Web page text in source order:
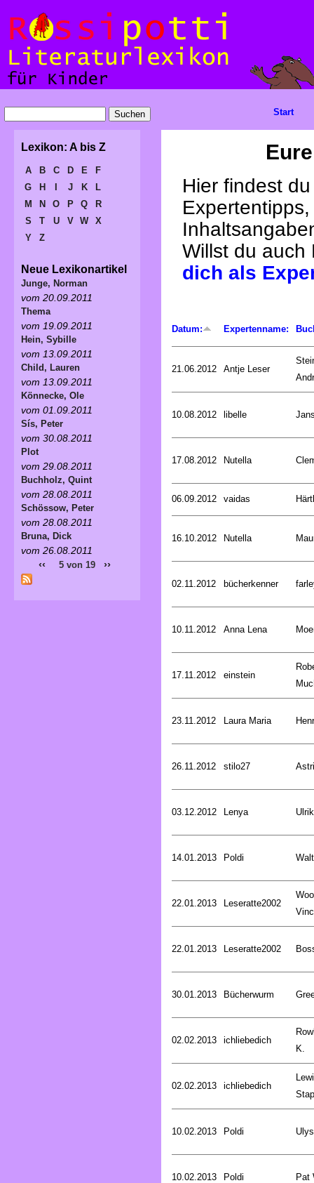
Hier findest
Willst du
dich als
Datum: Expertenname:
21.06.2012 Antje Leser
10.08.2012 libelle
17.08.2012 Nutella
06.09.2012 vaidas
16.10.2012 Nutella
02.11.2012 bücherkenner
10.11.2012 Anna Lena
17.11.2012 einstein
23.11.2012 Laura Maria
26.11.2012 stilo27
03.12.2012 Lenya
14.01.2013 Poldi
22.01.2013 Leseratte2002
22.01.2013 Leseratte2002
30.01.2013 Bücherwurm
02.02.2013 ichliebedich
K.
02.02.2013 ichliebedich
10.02.2013 Poldi
10.02.2013 Poldi Pat
Start
Lexikon: A bis Z
A B C D E
F
G
H J K
L
M
N O P Q
R
S
T U V W
X
Y
Z
Neue Lexikonartikel
Junge, Norman
vom 20.09.2011
Thema
vom 19.09.2011
Hein, Sybille
vom 13.09.2011
Child, Lauren
vom 13.09.2011
Könnecke, Ole
vom 01.09.2011
Sís, Peter
vom 30.08.2011
Plot
vom 29.08.2011
Buchholz, Quint
vom 28.08.2011
Schössow, Peter
vom 28.08.2011
Bruna, Dick
vom 26.08.2011
‹‹ 5 von 19 ››